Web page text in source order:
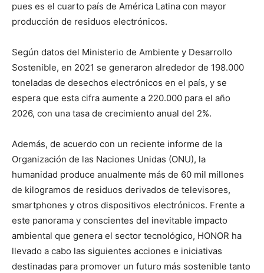
pues es el cuarto país de América Latina con mayor
producción de residuos electrónicos.
Según datos del Ministerio de Ambiente y Desarrollo
Sostenible, en 2021 se generaron alrededor de 198.000
toneladas de desechos electrónicos en el país, y se
espera que esta cifra aumente a 220.000 para el año
2026, con una tasa de crecimiento anual del 2%.
Además, de acuerdo con un reciente informe de la
Organización de las Naciones Unidas (ONU), la
humanidad produce anualmente más de 60 mil millones
de kilogramos de residuos derivados de televisores,
smartphones y otros dispositivos electrónicos. Frente a
este panorama y conscientes del inevitable impacto
ambiental que genera el sector tecnológico, HONOR ha
llevado a cabo las siguientes acciones e iniciativas
destinadas para promover un futuro más sostenible tanto